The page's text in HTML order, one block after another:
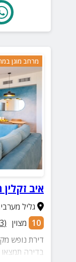
מרחב מוגן
איב
גליל מערבי
10 מצוין (
3
דירת נופש